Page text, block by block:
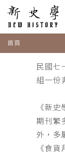
首頁
民國七
組一份
《新
期刊繁
外，多
《食